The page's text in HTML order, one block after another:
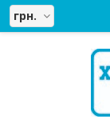
грн.